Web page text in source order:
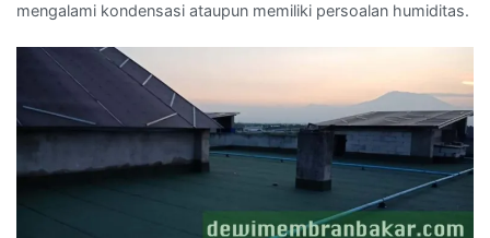
mengalami kondensasi ataupun memiliki persoalan humiditas.